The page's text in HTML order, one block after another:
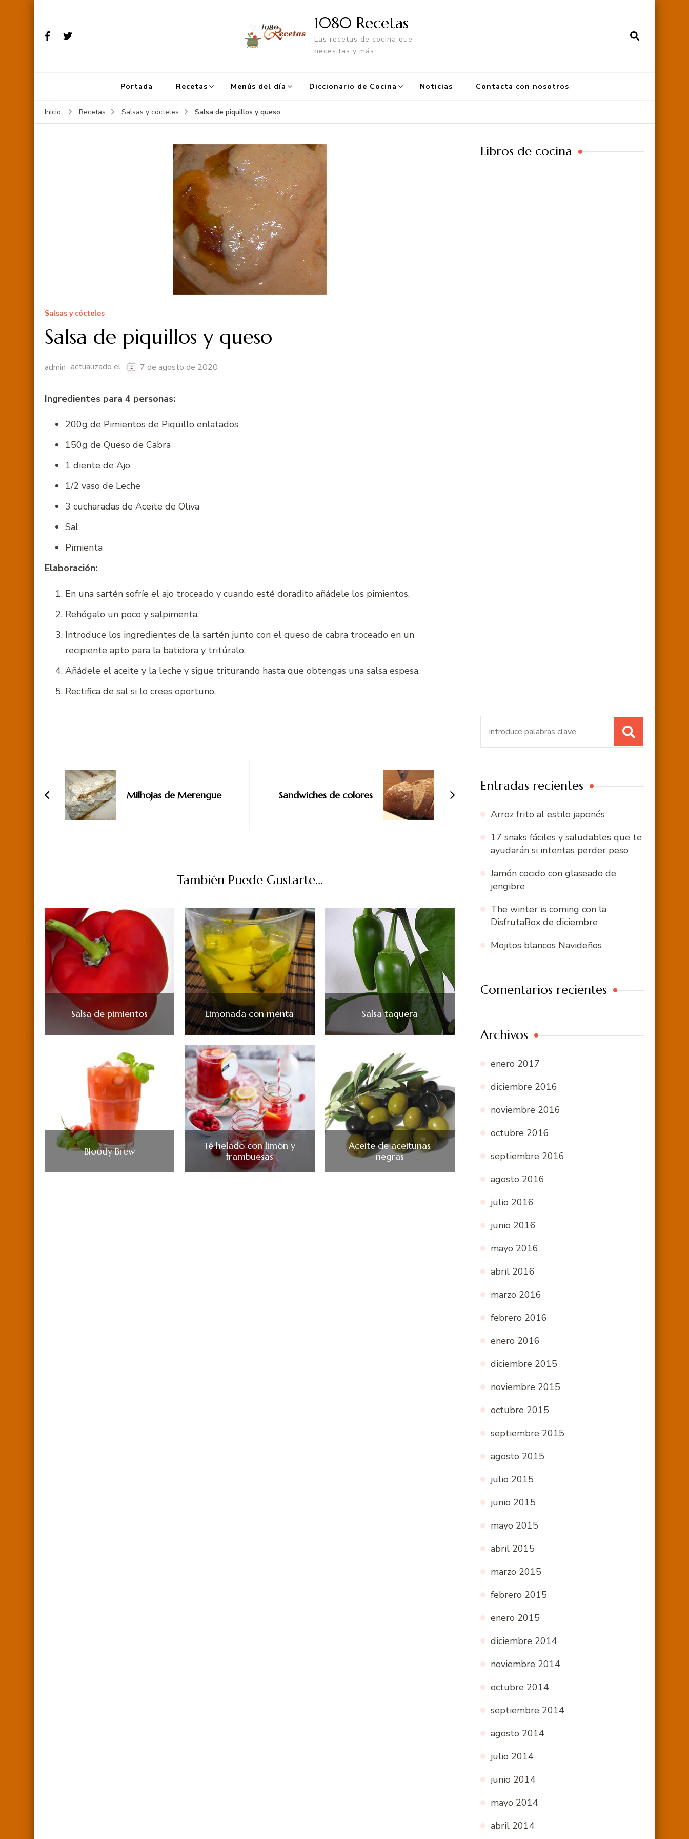
1080 Recetas
Las recetas de cocina que
necesitas y más
Portada Recetas Menús del día Diccionario de Cocina Noticias Contacta con nosotros
Inicio Recetas Salsas y cócteles Salsa de piquillos y queso
Salsas y cócteles
Salsa de piquillos y queso
admin actualizado el 7 de agosto de 2020
Ingredientes para 4 personas:
200g de Pimientos de Piquillo enlatados
150g de Queso de Cabra
1 diente de Ajo
1/2 vaso de Leche
3 cucharadas de Aceite de Oliva
Sal
Pimienta
Elaboración:
En una sartén sofríe el ajo troceado y cuando esté doradito añádele los pimientos.
Rehógalo un poco y salpimenta.
Introduce los ingredientes de la sartén junto con el queso de cabra troceado en un
recipiente apto para la batidora y tritúralo.
Añádele el aceite y la leche y sigue triturando hasta que obtengas una salsa espesa.
Rectifica de sal si lo crees oportuno.
entradas
Milhojas de Merengue Sandwiches de colores
También Puede Gustarte...
Salsa de pimientos Limonada con menta Salsa taquera
Bloody Brew
Té helado con limón y
frambuesas
Aceite de aceitunas
negras
Libros de cocina
Entradas recientes
Arroz frito al estilo japonés
17 snaks fáciles y saludables que te
ayudarán si intentas perder peso
Jamón cocido con glaseado de
jengibre
The winter is coming con la
DisfrutaBox de diciembre
Mojitos blancos Navideños
Comentarios recientes
Archivos
enero 2017
diciembre 2016
noviembre 2016
octubre 2016
septiembre 2016
agosto 2016
julio 2016
junio 2016
mayo 2016
abril 2016
marzo 2016
febrero 2016
enero 2016
diciembre 2015
noviembre 2015
octubre 2015
septiembre 2015
agosto 2015
julio 2015
junio 2015
mayo 2015
abril 2015
marzo 2015
febrero 2015
enero 2015
diciembre 2014
noviembre 2014
octubre 2014
septiembre 2014
agosto 2014
julio 2014
junio 2014
mayo 2014
abril 2014